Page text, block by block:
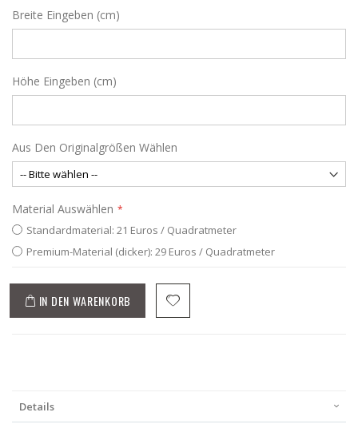
Breite Eingeben (cm)
Höhe Eingeben (cm)
Aus Den Originalgrößen Wählen
Material Auswählen
Standardmaterial: 21 Euros / Quadratmeter
Premium-Material (dicker): 29 Euros / Quadratmeter
IN DEN WARENKORB
Details